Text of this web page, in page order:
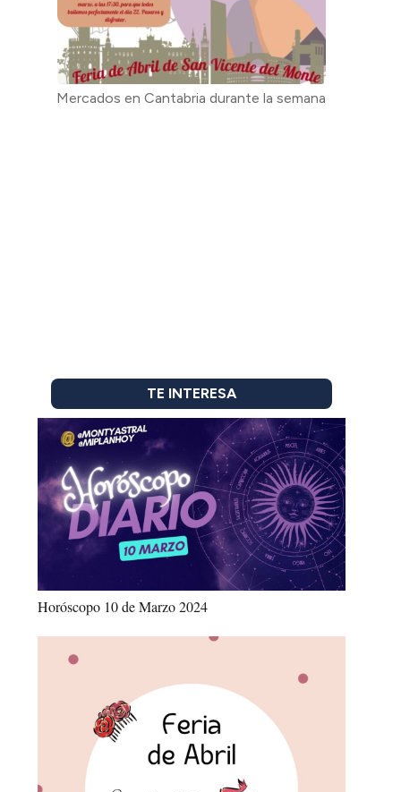
Mercados en Cantabria durante la semana
TE INTERESA
Horóscopo 10 de Marzo 2024